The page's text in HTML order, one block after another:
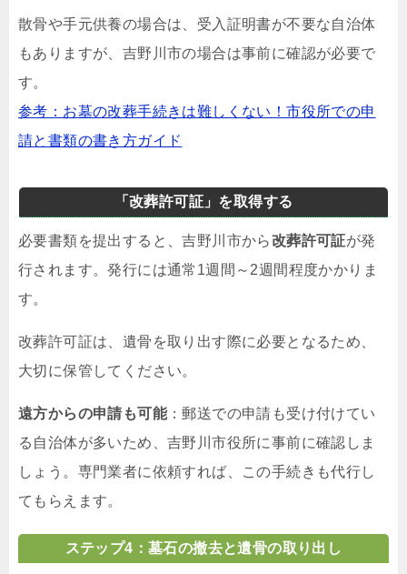
散骨や手元供養の場合は、受入証明書が不要な自治体
もありますが、吉野川市の場合は事前に確認が必要で
す。
参考：お墓の改葬手続きは難しくない！市役所での申
請と書類の書き方ガイド
「改葬許可証」を取得する
必要書類を提出すると、吉野川市から改葬許可証が発
行されます。発行には通常1週間～2週間程度かかりま
す。
改葬許可証は、遺骨を取り出す際に必要となるため、
大切に保管してください。
遠方からの申請も可能：郵送での申請も受け付けてい
る自治体が多いため、吉野川市役所に事前に確認しま
しょう。専門業者に依頼すれば、この手続きも代行し
てもらえます。
ステップ4：墓石の撤去と遺骨の取り出し